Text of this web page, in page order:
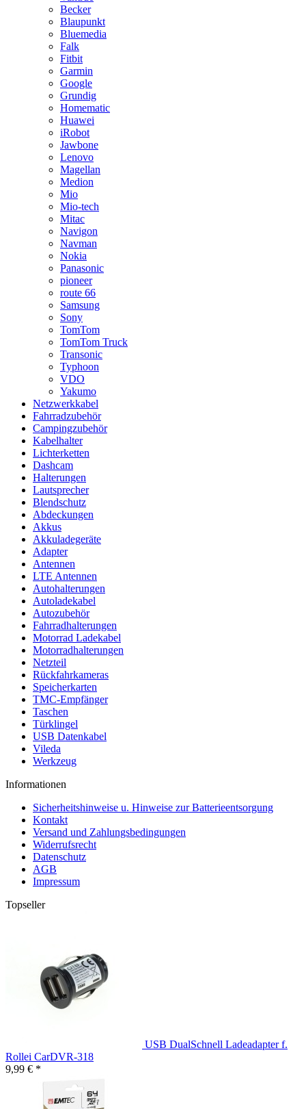
Becker
Blaupunkt
Bluemedia
Falk
Fitbit
Garmin
Google
Grundig
Homematic
Huawei
iRobot
Jawbone
Lenovo
Magellan
Medion
Mio
Mio-tech
Mitac
Navigon
Navman
Nokia
Panasonic
pioneer
route 66
Samsung
Sony
TomTom
TomTom Truck
Transonic
Typhoon
VDO
Yakumo
Netzwerkkabel
Fahrradzubehör
Campingzubehör
Kabelhalter
Lichterketten
Dashcam
Halterungen
Lautsprecher
Blendschutz
Abdeckungen
Akkus
Akkuladegeräte
Adapter
Antennen
LTE Antennen
Autohalterungen
Autoladekabel
Autozubehör
Fahrradhalterungen
Motorrad Ladekabel
Motorradhalterungen
Netzteil
Rückfahrkameras
Speicherkarten
TMC-Empfänger
Taschen
Türklingel
USB Datenkabel
Vileda
Werkzeug
Informationen
Sicherheitshinweise u. Hinweise zur Batterieentsorgung
Kontakt
Versand und Zahlungsbedingungen
Widerrufsrecht
Datenschutz
AGB
Impressum
Topseller
USB DualSchnell Ladeadapter f.
Rollei CarDVR-318
9,99 € *